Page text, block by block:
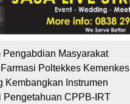
Pengabdian Masyarakat
Poltekkes Kemenkes
Kembangkan Instrumen
Pengetahuan CPPB-IRT